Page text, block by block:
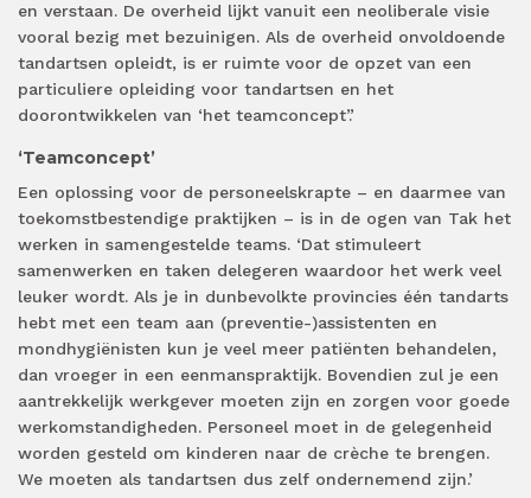
en verstaan. De overheid lijkt vanuit een neoliberale visie
vooral bezig met bezuinigen. Als de overheid onvoldoende
tandartsen opleidt, is er ruimte voor de opzet van een
particuliere opleiding voor tandartsen en het
doorontwikkelen van ‘het teamconcept’.’
‘Teamconcept’
Een oplossing voor de personeelskrapte – en daarmee van
toekomstbestendige praktijken – is in de ogen van Tak het
werken in samengestelde teams. ‘Dat stimuleert
samenwerken en taken delegeren waardoor het werk veel
leuker wordt. Als je in dunbevolkte provincies één tandarts
hebt met een team aan (preventie-)assistenten en
mondhygiënisten kun je veel meer patiënten behandelen,
dan vroeger in een eenmanspraktijk. Bovendien zul je een
aantrekkelijk werkgever moeten zijn en zorgen voor goede
werkomstandigheden. Personeel moet in de gelegenheid
worden gesteld om kinderen naar de crèche te brengen.
We moeten als tandartsen dus zelf ondernemend zijn.’